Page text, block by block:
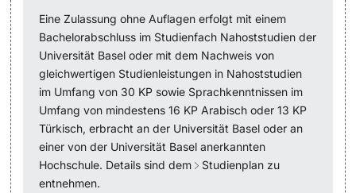
Student Life
Campus Stories
Advice & Support
Academic Advice
Student Advice Center
Eine Zulassung ohne Auflagen erfolgt mit einem
Bachelorabschluss im Studienfach Nahoststudien der
Universität Basel oder mit dem Nachweis von
gleichwertigen Studienleistungen in Nahoststudien
im Umfang von 30 KP sowie Sprachkenntnissen im
Umfang von mindestens 16 KP Arabisch oder 13 KP
Türkisch, erbracht an der Universität Basel oder an
einer von der Universität Basel anerkannten
Hochschule. Details sind dem Studienplan zu
entnehmen.